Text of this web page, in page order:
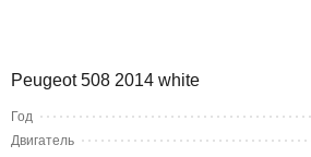
Peugeot 508 2014 white
Год
Двигатель